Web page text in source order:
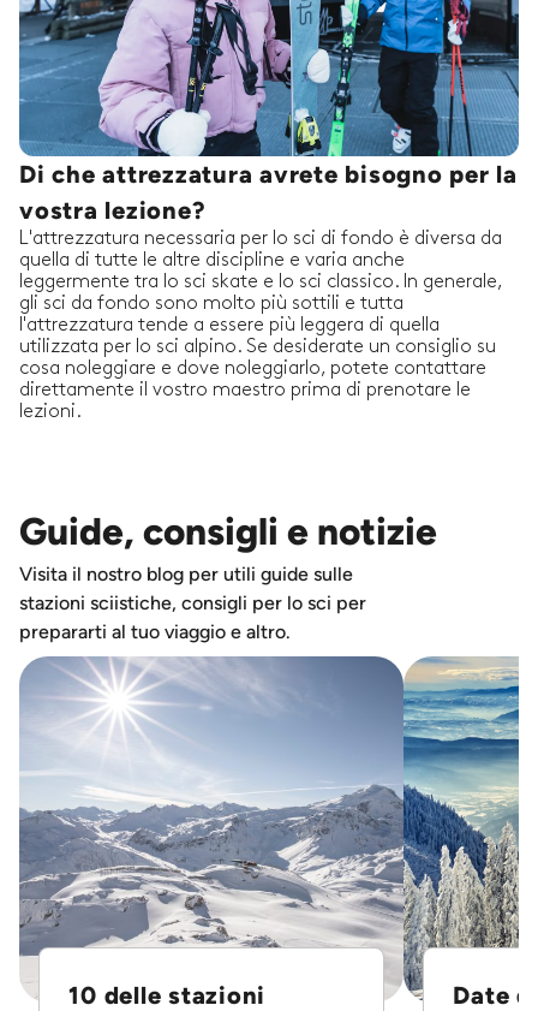
Di che attrezzatura avrete bisogno per la
vostra lezione?
L'attrezzatura necessaria per lo sci di fondo è diversa da
quella di tutte le altre discipline e varia anche
leggermente tra lo sci skate e lo sci classico. In generale,
gli sci da fondo sono molto più sottili e tutta
l'attrezzatura tende a essere più leggera di quella
utilizzata per lo sci alpino. Se desiderate un consiglio su
cosa noleggiare e dove noleggiarlo, potete contattare
direttamente il vostro maestro prima di prenotare le
lezioni.
Guide, consigli e notizie
Visita il nostro blog per utili guide sulle
stazioni sciistiche, consigli per lo sci per
prepararti al tuo viaggio e altro.
10 delle stazioni
Date